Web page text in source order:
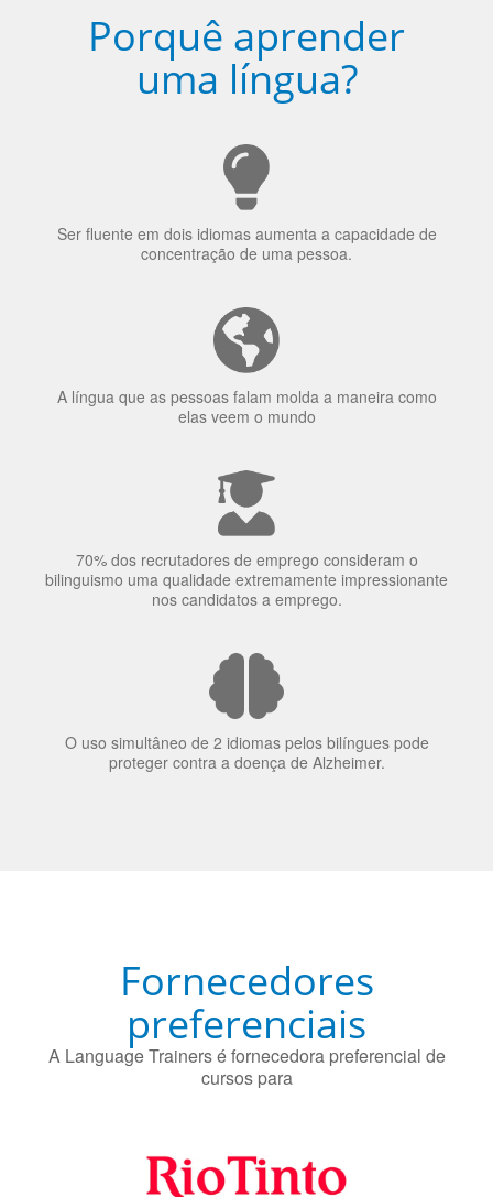
Porquê aprender
uma língua?
Ser fluente em dois idiomas aumenta a capacidade de
concentração de uma pessoa.
A língua que as pessoas falam molda a maneira como
elas veem o mundo
70% dos recrutadores de emprego consideram o
bilinguismo uma qualidade extremamente impressionante
nos candidatos a emprego.
Fornecedores
A Language Trainers é fornecedora preferencial de
cursos para